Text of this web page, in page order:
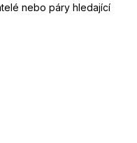
nebo páry hledající